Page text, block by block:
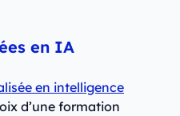
en IA
en intelligence
d’une formation